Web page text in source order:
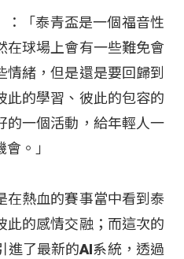
「泰青盃是一個福音性
在球場上會有一些難免會
緒，但是還是要回歸到
此的學習、彼此的包容的
的一個活動，給年輕人一
。」
在熱血的賽事當中看到泰
此的感情交融；而這次的
進了最新的AI系統，透過